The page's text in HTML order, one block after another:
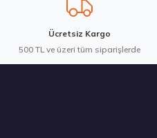
Ücretsiz Kargo
500 TL ve üzeri tüm siparişlerde